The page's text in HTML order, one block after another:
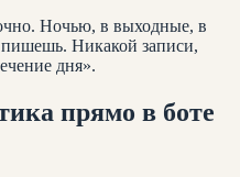
Ночью, в выходные, в
Никакой записи,
дня».
прямо в боте